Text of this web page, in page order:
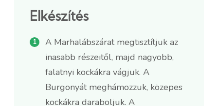
Elkészítés
A Marhalábszárat megtisztítjuk az
inasabb részeitől, majd nagyobb,
falatnyi kockákra vágjuk. A
Burgonyát meghámozzuk, közepes
kockákra daraboljuk. A